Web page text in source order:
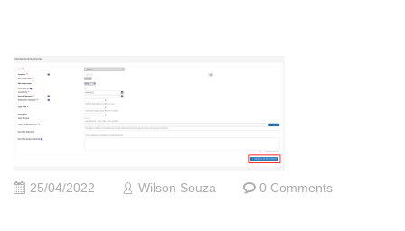
25/04/2022 Wilson Souza 0 Comments